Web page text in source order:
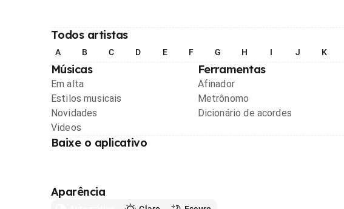
Todos artistas
A B C D E F G H I J K
Músicas
Em alta
Estilos musicais
Novidades
Videos
Ferramentas
Afinador
Metrônomo
Dicionário de acordes
Baixe o aplicativo
Aparência